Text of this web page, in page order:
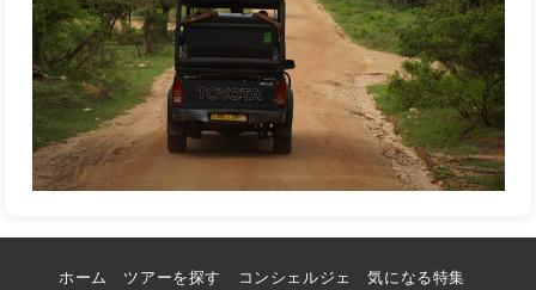
ホーム ツアーを探す コンシェルジェ
気になる特集